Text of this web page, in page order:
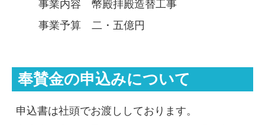
事業内容 幣殿拝殿造替工事
事業予算 二・五億円
奉賛金の申込みについて
申込書は社頭でお渡ししております。